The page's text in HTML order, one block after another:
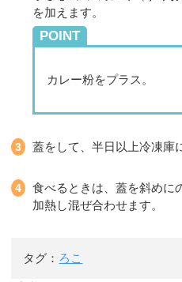
を加えます。
POINT
カレー粉をプラス。
蓋をして、半日以上冷凍庫
食べるときは、蓋を斜めに
加熱し混ぜ合わせます。
タグ： ろこ